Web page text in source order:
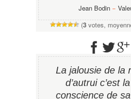
Jean Bodin −
(3 votes,
La jalousie de la
d’autrui c’est
conscience de